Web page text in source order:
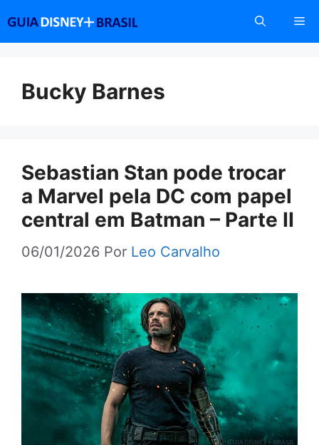
conteúdo
Bucky Barnes
Sebastian Stan pode trocar
a Marvel pela DC com papel
central em Batman – Parte II
06/01/2026 Por Leo Carvalho